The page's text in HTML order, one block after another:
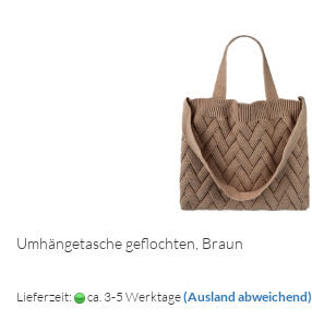
Umhängetasche geflochten, Braun
Lieferzeit: ca. 3-5 Werktage(Ausland abweichend)